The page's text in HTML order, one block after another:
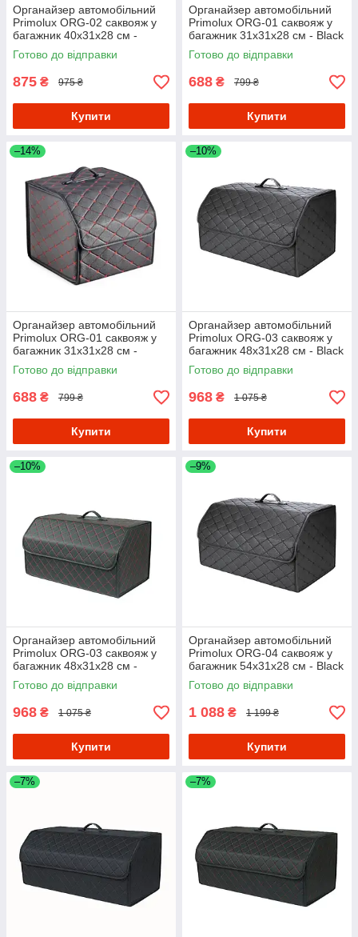
Органайзер автомобільний
Primolux ORG-02 саквояж у
багажник 40x31x28 см -
Black/Red
Готово до відправки
875 ₴ 975 ₴
Купити
Органайзер автомобільний
Primolux ORG-01 саквояж у
багажник 31x31x28 см - Black
Готово до відправки
688 ₴ 799 ₴
Купити
–14%
Органайзер автомобільний
Primolux ORG-01 саквояж у
багажник 31x31x28 см -
Black/Red
Готово до відправки
688 ₴ 799 ₴
Купити
–10%
Органайзер автомобільний
Primolux ORG-03 саквояж у
багажник 48x31x28 см - Black
Готово до відправки
968 ₴ 1 075 ₴
Купити
–10%
Органайзер автомобільний
Primolux ORG-03 саквояж у
багажник 48x31x28 см -
Black/Red
Готово до відправки
968 ₴ 1 075 ₴
Купити
–9%
Органайзер автомобільний
Primolux ORG-04 саквояж у
багажник 54x31x28 см - Black
Готово до відправки
1 088 ₴ 1 199 ₴
Купити
–7% –7%